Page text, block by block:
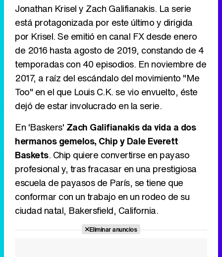
Tráiler en catalán de 'Ravalear', la nueva serie de HBO Max sobre los fondos buitre
Jonathan Krisel y Zach Galifianakis. La serie
está protagonizada por este último y dirigida
por Krisel. Se emitió en canal FX desde enero
de 2016 hasta agosto de 2019, constando de 4
temporadas con 40 episodios. En noviembre de
2017, a raíz del escándalo del movimiento "Me
Too" en el que Louis C.K. se vio envuelto, éste
dejó de estar involucrado en la serie.
En 'Baskers' Zach Galifianakis da vida a dos
hermanos gemelos, Chip y Dale Everett
Baskets. Chip quiere convertirse en payaso
profesional y, tras fracasar en una prestigiosa
escuela de payasos de París, se tiene que
conformar con un trabajo en un rodeo de su
ciudad natal, Bakersfield, California.
Eliminar anuncios